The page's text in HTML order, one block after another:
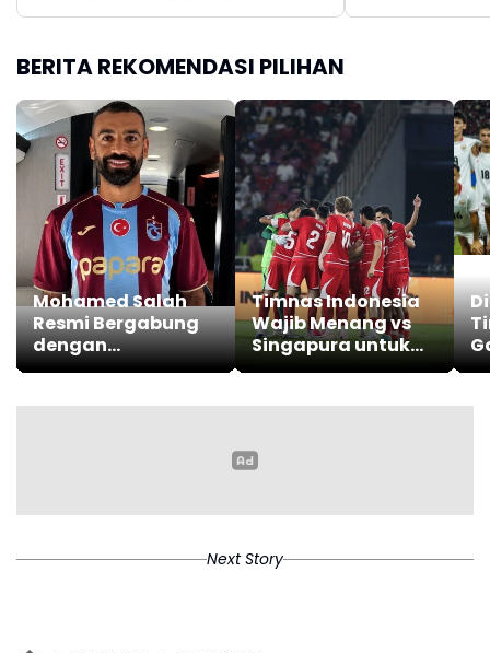
BERITA REKOMENDASI PILIHAN
Mohamed Salah
Resmi Bergabung
dengan
Trabzonspor,Turki
Timnas Indonesia
Wajib Menang vs
Singapura untuk
Lolos ke Semifinal
Next Story